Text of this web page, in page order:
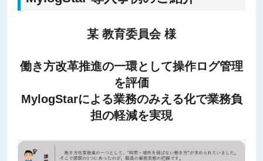
某 教育委員会 様
働き方改革推進の一環として操作ログ管理
を評価
MylogStarによる業務のみえる化で業務負
担の軽減を実現